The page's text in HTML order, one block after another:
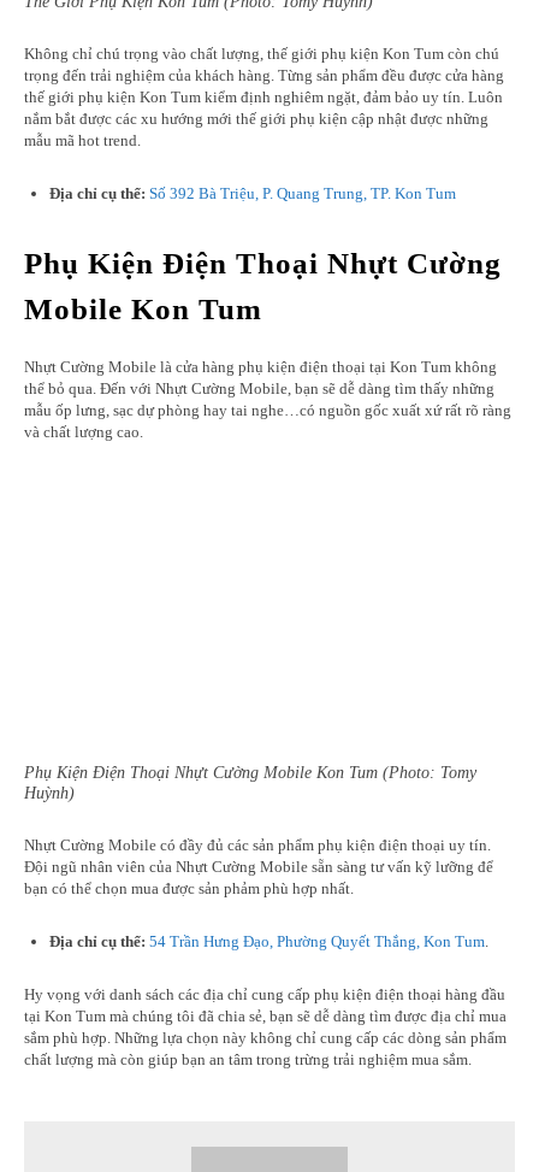
Không chỉ chú trọng vào chất lượng, thế giới phụ kiện Kon Tum còn chú
trọng đến trải nghiệm của khách hàng. Từng sản phẩm đều được cửa hàng
thế giới phụ kiện Kon Tum kiểm định nghiêm ngặt, đảm bảo uy tín. Luôn
nắm bắt được các xu hướng mới thế giới phụ kiện cập nhật được những
mẫu mã hot trend.
Địa chỉ cụ thể: Số 392 Bà Triệu, P. Quang Trung, TP. Kon Tum
Phụ Kiện Điện Thoại Nhựt Cường
Mobile Kon Tum
Nhựt Cường Mobile là cửa hàng phụ kiện điện thoại tại Kon Tum không
thể bỏ qua. Đến với Nhựt Cường Mobile, bạn sẽ dễ dàng tìm thấy những
mẫu ốp lưng, sạc dự phòng hay tai nghe…có nguồn gốc xuất xứ rất rõ ràng
và chất lượng cao.
Phụ Kiện Điện Thoại Nhựt Cường Mobile Kon Tum (Photo: Tomy
Huỳnh)
Nhựt Cường Mobile có đầy đủ các sản phẩm phụ kiện điện thoại uy tín.
Đội ngũ nhân viên của Nhựt Cường Mobile sẵn sàng tư vấn kỹ lưỡng để
bạn có thể chọn mua được sản phảm phù hợp nhất.
Địa chỉ cụ thể: 54 Trần Hưng Đạo, Phường Quyết Thắng, Kon Tum.
Hy vọng với danh sách các địa chỉ cung cấp phụ kiện điện thoại hàng đầu
tại Kon Tum mà chúng tôi đã chia sẻ, bạn sẽ dễ dàng tìm được địa chỉ mua
sắm phù hợp. Những lựa chọn này không chỉ cung cấp các dòng sản phẩm
chất lượng mà còn giúp bạn an tâm trong trừng trải nghiệm mua sắm.